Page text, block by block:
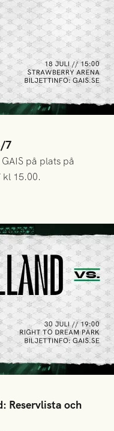
7
på plats på
kl 15.00.
Reservlista och